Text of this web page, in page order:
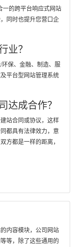
一的跨平台响应式网站
同时也提升您营口企
业？
保、金融、制造、服
平台型网站管理系统
达成合作？
站合同或协议，这样
都具有法律效力，意
方都是一样的距离，
内容模块，公司网站
等，除了这些通用的